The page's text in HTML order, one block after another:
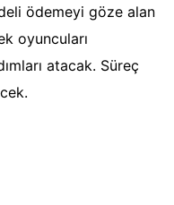
ödemeyi göze alan
oyuncuları
atacak. Süreç